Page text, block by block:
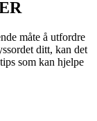
måte å utfordre
ditt, kan det
som kan hjelpe